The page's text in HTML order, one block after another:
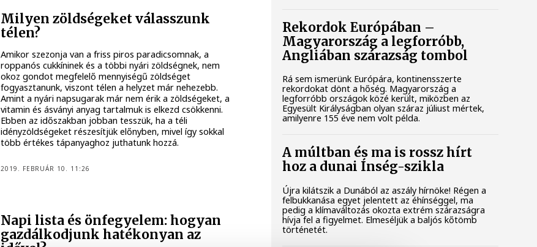
Milyen zöldségeket válasszunk
télen?
Amikor szezonja van a friss piros paradicsomnak, a
roppanós cukkíninek és a többi nyári zöldségnek, nem
okoz gondot megfelelő mennyiségű zöldséget
fogyasztanunk, viszont télen a helyzet már nehezebb.
Amint a nyári napsugarak már nem érik a zöldségeket, a
vitamin és ásványi anyag tartalmuk is elkezd csökkenni.
Ebben az időszakban jobban tesszük, ha a téli
idényzöldségeket részesítjük előnyben, mivel így sokkal
több értékes tápanyaghoz juthatunk hozzá.
2019. FEBRUÁR 10. 11:26
Napi lista és önfegyelem: hogyan
gazdálkodjunk hatékonyan az
Rekordok Európában –
Magyarország a legforróbb,
Angliában szárazság tombol
Rá sem ismerünk Európára, kontinensszerte
rekordokat dönt a hőség. Magyarország a
legforróbb országok közé került, miközben az
Egyesült Királyságban olyan száraz júliust mértek,
amilyenre 155 éve nem volt példa.
A múltban és ma is rossz hírt
hoz a dunai Ínség-szikla
Újra kilátszik a Dunából az aszály hírnöke! Régen a
felbukkanása egyet jelentett az éhínséggel, ma
pedig a klímaváltozás okozta extrém szárazságra
hívja fel a figyelmet. Elmeséljük a baljós kőtömb
történetét.